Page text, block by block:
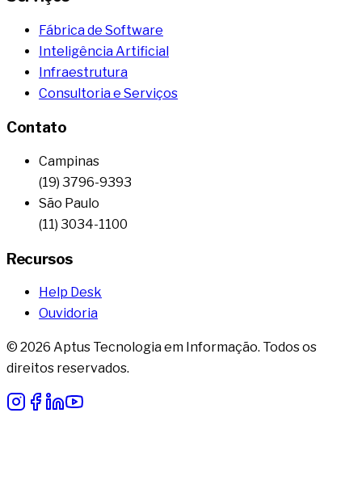
Fábrica de Software
Inteligência Artificial
Infraestrutura
Consultoria e Serviços
Contato
Campinas
(19) 3796-9393
São Paulo
(11) 3034-1100
Recursos
Help Desk
Ouvidoria
© 2026 Aptus Tecnologia em Informação. Todos os
direitos reservados.